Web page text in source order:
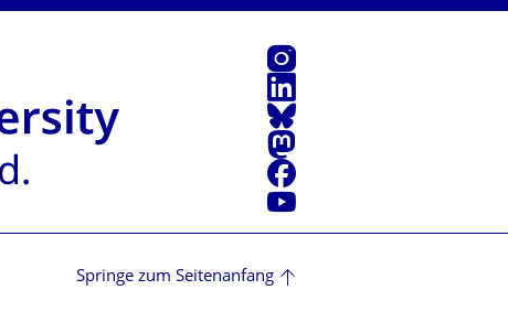
Instagram
LinkedIn
Bluesky
Mastodon
Facebook
Youtube
Springe zum Seitenanfang